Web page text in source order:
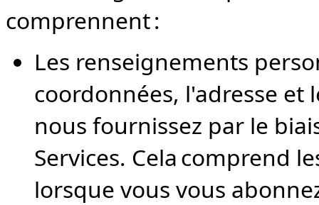
comprennent :
Les renseignements
coordonnées, l'adresse
nous fournissez par le
Services. Cela comprend
lorsque vous vous